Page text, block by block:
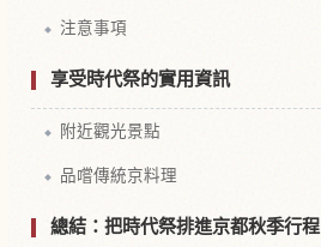
注意事項
享受時代祭的實用資訊
附近觀光景點
品嚐傳統京料理
總結：把時代祭排進京都秋季行程